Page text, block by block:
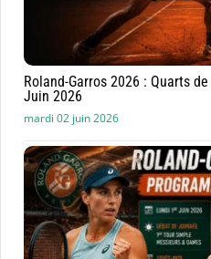
Roland-Garros 2026 : Quarts
Juin 2026
mardi 02 juin 2026